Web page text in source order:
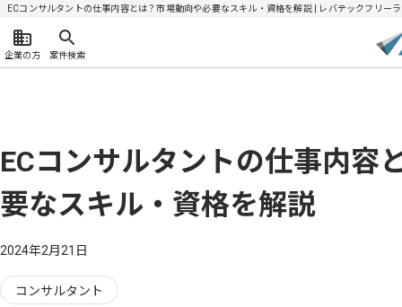
ECコンサルタントの仕事内容とは？市場動向や必要なスキル・資格を解説 | レバテックフリー
企業の方 案件検索
ECコンサルタントの仕事内容
要なスキル・資格を解説
2024年2月21日
コンサルタント